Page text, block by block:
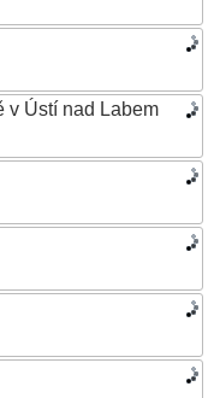
v Ústí nad Labem